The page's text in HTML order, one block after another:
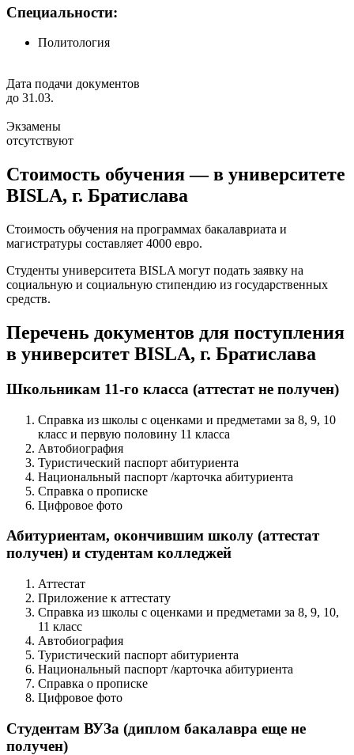
Специальности:
Политология
Дата подачи документов
до 31.03.
Экзамены
отсутствуют
Стоимость обучения — в университете
BISLA, г. Братислава
Стоимость обучения на программах бакалавриата и
магистратуры составляет 4000 евро.
Студенты университета BISLA могут подать заявку на
социальную и социальную стипендию из государственных
средств.
Перечень документов для поступления
в университет BISLA, г. Братислава
Школьникам 11-го класса (аттестат не получен)
Справка из школы с оценками и предметами за 8, 9, 10
класс и первую половину 11 класса
Автобиография
Туристический паспорт абитуриента
Национальный паспорт /карточка абитуриента
Справка о прописке
Цифровое фото
Абитуриентам, окончившим школу (аттестат
получен) и студентам колледжей
Аттестат
Приложение к аттестату
Справка из школы с оценками и предметами за 8, 9, 10,
11 класс
Автобиография
Туристический паспорт абитуриента
Национальный паспорт /карточка абитуриента
Справка о прописке
Цифровое фото
Студентам ВУЗа (диплом бакалавра еще не
получен)